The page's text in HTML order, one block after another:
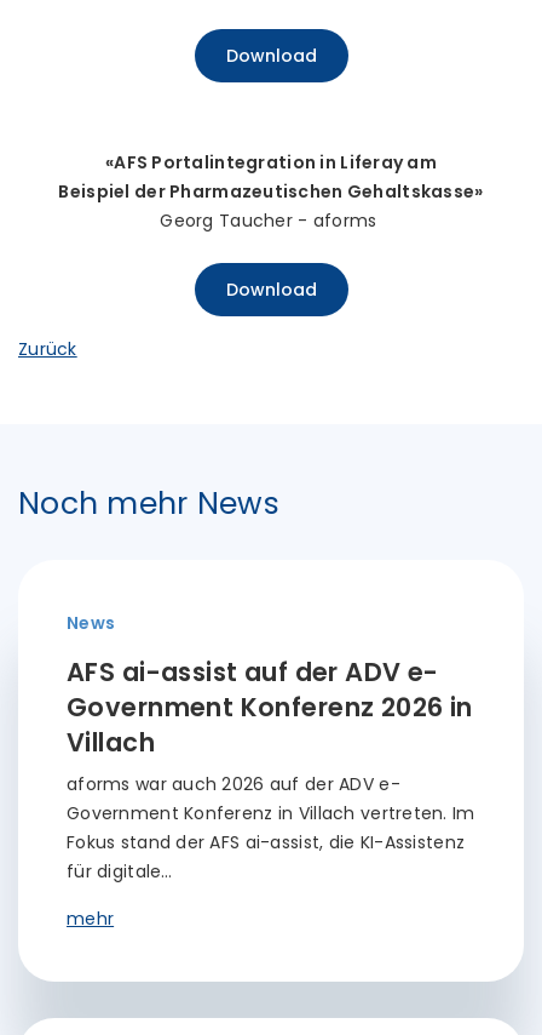
Download
«AFS Portalintegration in Liferay am
Beispiel der Pharmazeutischen Gehaltskasse»
Georg Taucher - aforms
Download
Zurück
Noch mehr News
News
AFS ai-assist auf der ADV e-
Government Konferenz 2026 in
Villach
aforms war auch 2026 auf der ADV e-
Government Konferenz in Villach vertreten. Im
Fokus stand der AFS ai-assist, die KI-Assistenz
für digitale…
mehr